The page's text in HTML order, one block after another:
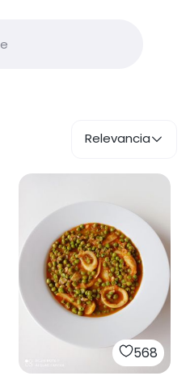
Relevancia
568